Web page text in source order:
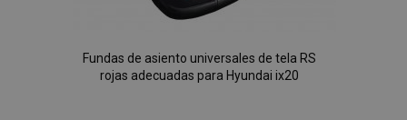
Fundas de asiento universales de tela RS
rojas adecuadas para Hyundai ix20